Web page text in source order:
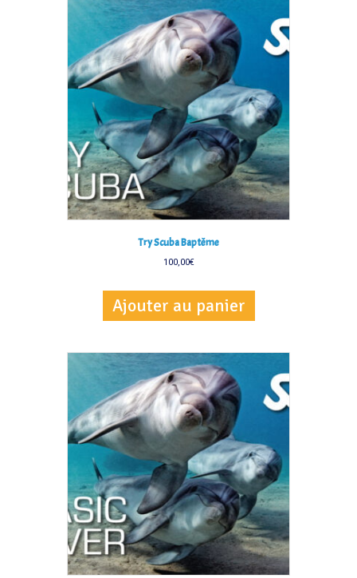
Try Scuba Baptême
100,00€
Ajouter au panier